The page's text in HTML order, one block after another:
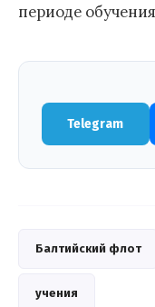
периоде
Telegram
Балтийский флот
учения